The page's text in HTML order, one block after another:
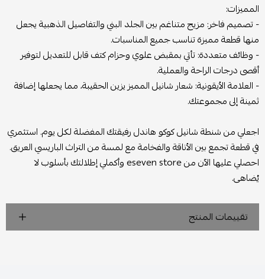
المميزات:
- تصميم فاخر: مزيج متناغم بين الجلد البني والتفاصيل الذهبية يجعل
منها قطعة مميزة تناسب جميع المناسبات.
- وظائف متعددة: تأتي بمقبض علوي وحزام كتف قابل للتعديل لتوفير
أقصى درجات الراحة والعملية.
- العلامة الأيقونية: شعار شانيل المميز يزين الحقيبة، مما يجعلها إضافة
ثمينة إلى مجموعتك.
اجعلي من شنطة شانيل كوكو هاندل رفيقتك المفضلة لكل يوم. استثمري
في قطعة تجمع بين الأناقة والفخامة مع لمسة من التراث الباريسي العريق.
احصلي عليها الآن من eseven store وأكملي إطلالتك بأسلوب لا
يُضاهى.
تقييمات المنتج